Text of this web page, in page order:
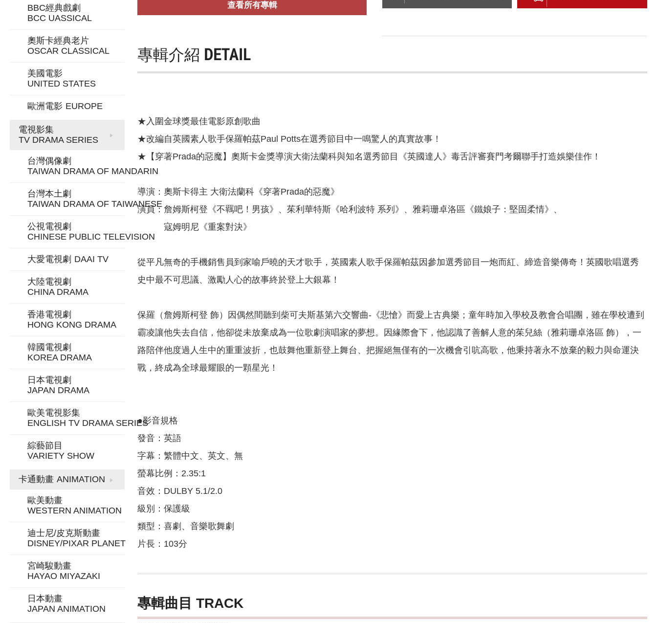
BBC經典戲劇
BCC UASSICAL
奧斯卡經典老片
OSCAR CLASSICAL
美國電影
UNITED STATES
歐洲電影 EUROPE
電視影集
TV DRAMA SERIES
台灣偶像劇
TAIWAN DRAMA OF MANDARIN
台灣本土劇
TAIWAN DRAMA OF TAIWANESE
公視電視劇
CHINESE PUBLIC TELEVISION
大愛電視劇 DAAI TV
大陸電視劇
CHINA DRAMA
香港電視劇
HONG KONG DRAMA
韓國電視劇
KOREA DRAMA
日本電視劇
JAPAN DRAMA
歐美電視影集
ENGLISH TV DRAMA SERIES
綜藝節目
VARIETY SHOW
卡通動畫 ANIMATION
歐美動畫
WESTERN ANIMATION
迪士尼/皮克斯動畫
DISNEY/PIXAR PLANET
宮崎駿動畫
HAYAO MIYAZAKI
日本動畫
JAPAN ANIMATION
查看所有專輯
專輯介紹 DETAIL
★入圍金球獎最佳電影原創歌曲
★改編自英國素人歌手保羅帕茲Paul Potts在選秀節目中一鳴驚人的真實故事！
★【穿著Prada的惡魔】奧斯卡金獎導演大衛法蘭科與知名選秀節目《英國達人》毒舌評審賽門考爾聯手打造娛樂佳作！
導演：奧斯卡得主 大衛法蘭科《穿著Prada的惡魔》
演員：詹姆斯柯登《不羈吧！男孩》、茱利華特斯《哈利波特 系列》、雅莉珊卓洛區《鐵娘子：堅固柔情》、
寇姆明尼《重案對決》
從平凡無奇的手機銷售員到家喻戶曉的天才歌手，英國素人歌手保羅帕茲因參加選秀節目一炮而紅、締造音樂傳奇！英國歌唱選秀
史中最不可思議、激勵人心的故事終於登上大銀幕！
保羅（詹姆斯柯登 飾）因偶然間聽到柴可夫斯基第六交響曲-《悲愴》而愛上古典樂；童年時加入學校及教會合唱團，雖在學校遭到
霸凌讓他失去自信，他卻從未放棄成為一位歌劇演唱家的夢想。因緣際會下，他認識了善解人意的茱兒絲（雅莉珊卓洛區 飾），一
路陪伴他度過人生中的重重波折，也鼓舞他重新登上舞台、把握絕無僅有的一次機會引吭高歌，他秉持著永不放棄的毅力與命運決
戰，終成為全球最耀眼的一顆星光！
●影音規格
發音：英語
字幕：繁體中文、英文、無
螢幕比例：2.35:1
音效：DULBY 5.1/2.0
級別：保護級
類型：喜劇、音樂歌舞劇
片長：103分
專輯曲目 TRACK